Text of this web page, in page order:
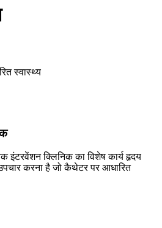
स्वास्थ्य
इंटरवेंशन क्लिनिक का विशेष कार्य हृदय
करना है जो कैथेटर पर आधारित